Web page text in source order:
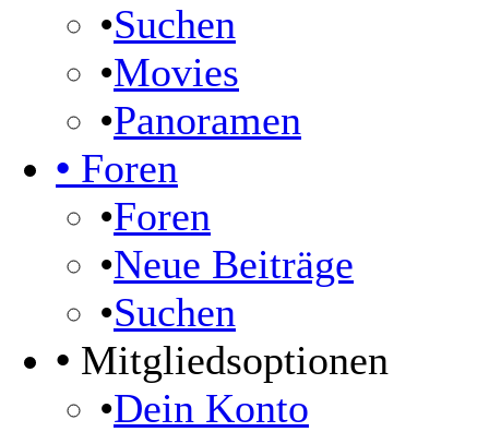
•Suchen
•Movies
•Panoramen
• Foren
•Foren
•Neue Beiträge
•Suchen
• Mitgliedsoptionen
•Dein Konto